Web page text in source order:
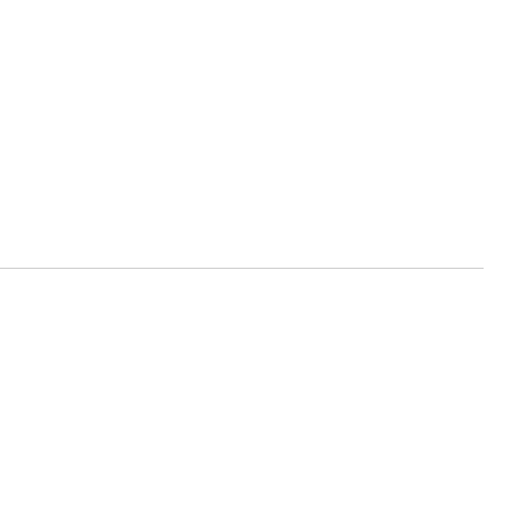
und individuelle Beratung auszeichnet.
die perfekt zu deinem Stil passen.